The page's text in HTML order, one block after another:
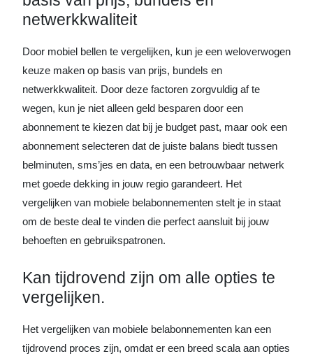
netwerkkwaliteit
Door mobiel bellen te vergelijken, kun je een weloverwogen
keuze maken op basis van prijs, bundels en
netwerkkwaliteit. Door deze factoren zorgvuldig af te
wegen, kun je niet alleen geld besparen door een
abonnement te kiezen dat bij je budget past, maar ook een
abonnement selecteren dat de juiste balans biedt tussen
belminuten, sms’jes en data, en een betrouwbaar netwerk
met goede dekking in jouw regio garandeert. Het
vergelijken van mobiele belabonnementen stelt je in staat
om de beste deal te vinden die perfect aansluit bij jouw
behoeften en gebruikspatronen.
Kan tijdrovend zijn om alle opties te
vergelijken.
Het vergelijken van mobiele belabonnementen kan een
tijdrovend proces zijn, omdat er een breed scala aan opties